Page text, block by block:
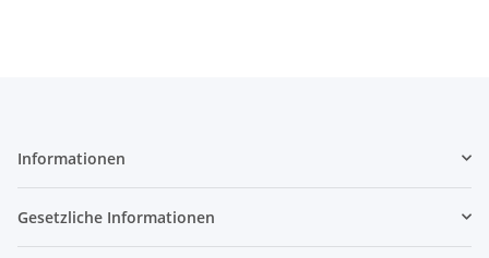
Informationen
Gesetzliche Informationen